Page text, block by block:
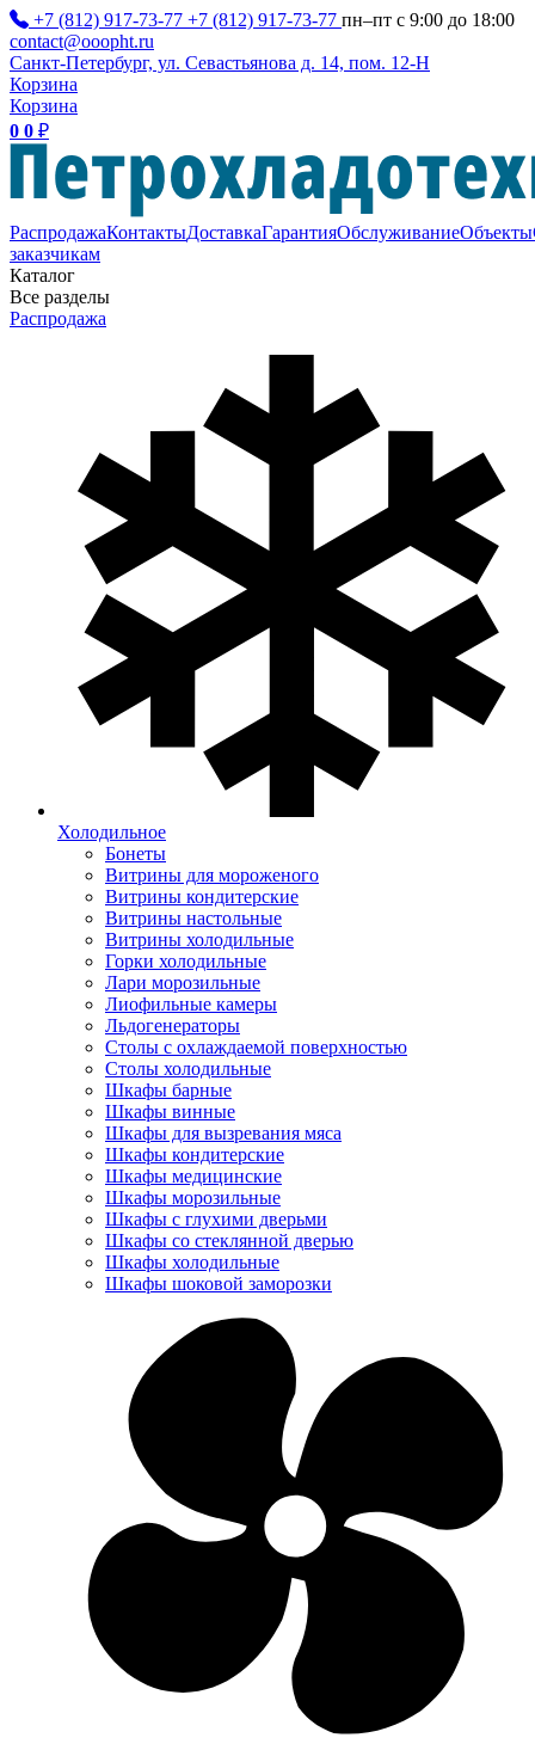
+7 (812) 917-73-77 +7 (812) 917-73-77 пн–пт с 9:00 до 18:00
contact@ooopht.ru
Санкт-Петербург, ул. Севастьянова д. 14, пом. 12-Н
Корзина
Корзина
0 0 ₽
РаспродажаКонтактыДоставкаГарантияОбслуживаниеОбъекты
заказчикам
Каталог
Все разделы
Распродажа
Холодильное
Бонеты
Витрины для мороженого
Витрины кондитерские
Витрины настольные
Витрины холодильные
Горки холодильные
Лари морозильные
Лиофильные камеры
Льдогенераторы
Столы с охлаждаемой поверхностью
Столы холодильные
Шкафы барные
Шкафы винные
Шкафы для вызревания мяса
Шкафы кондитерские
Шкафы медицинские
Шкафы морозильные
Шкафы с глухими дверьми
Шкафы со стеклянной дверью
Шкафы холодильные
Шкафы шоковой заморозки